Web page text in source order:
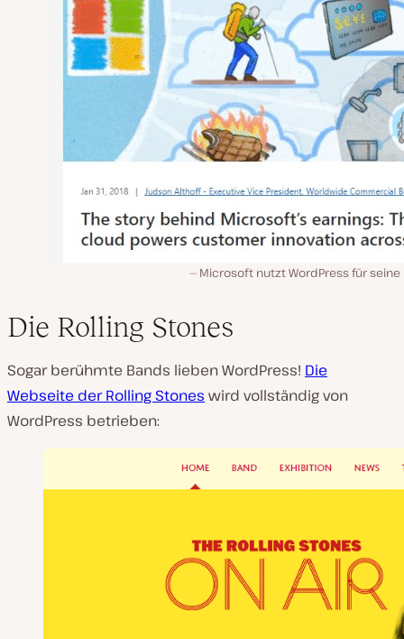
Microsoft nutzt WordPress für seine
Die Rolling Stones
Sogar berühmte Bands lieben WordPress! Die
Webseite der Rolling Stones wird vollständig von
WordPress betrieben: